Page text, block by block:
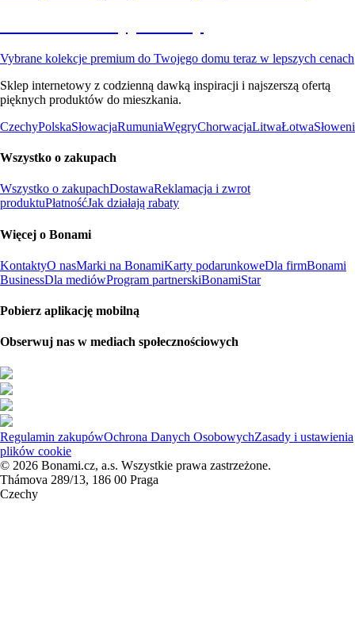
Vybrane kolekcje premium do Twojego domu teraz w lepszych cenach
Sklep internetowy z codzienną dawką inspiracji i najszerszą ofertą
pięknych produktów do mieszkania.
CzechyPolskaSłowacjaRumuniaWęgryChorwacjaLitwaŁotwa
Wszystko o zakupach
Wszystko o zakupachDostawaReklamacja i zwrot
produktuPłatnośćJak działają rabaty
Więcej o Bonami
KontaktyO nasMarki na BonamiKarty podarunkoweDla firmBonami
BusinessDla mediówProgram partnerskiBonamiStar
Pobierz aplikację mobilną
Obserwuj nas w mediach społecznościowych
Regulamin zakupówOchrona Danych OsobowychZasady i ustawienia
plików cookie
© 2026 Bonami.cz, a.s. Wszystkie prawa zastrzeżone.
Thámova 289/13, 186 00 Praga
Czechy